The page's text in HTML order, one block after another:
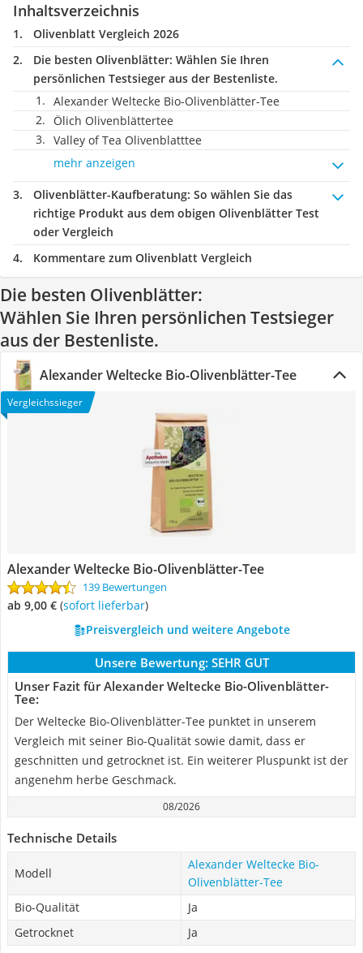
Inhaltsverzeichnis
Olivenblatt Vergleich 2026
Die besten Olivenblätter: Wählen Sie Ihren
persönlichen Testsieger aus der Bestenliste.
Alexander Weltecke Bio-Olivenblätter-Tee
Ölich Olivenblättertee
Valley of Tea Olivenblatttee
mehr anzeigen
Olivenblätter-Kaufberatung: So wählen Sie das
richtige Produkt aus dem obigen Olivenblätter Test
oder Vergleich
Kommentare zum Olivenblatt Vergleich
Die besten Olivenblätter:
Wählen Sie Ihren persönlichen Testsieger
aus der Bestenliste.
Alexander Weltecke Bio-Olivenblätter-Tee
Vergleichssieger
Alexander Weltecke Bio-Olivenblätter-Tee
139 Bewertungen
ab 9,00 € ( Sofort lieferbar)
Preisvergleich und weitere Angebote
Unsere Bewertung: SEHR GUT
Unser Fazit für Alexander Weltecke Bio-Olivenblätter-
Tee:
Der Weltecke Bio-Olivenblätter-Tee punktet in unserem
Vergleich mit seiner Bio-Qualität sowie damit, dass er
geschnitten und getrocknet ist. Ein weiterer Pluspunkt ist der
angenehm herbe Geschmack.
08/2026
Technische Details
Modell
Alexander Weltecke Bio-
Olivenblätter-Tee
Bio-Qualität
Ja
Getrocknet
Ja